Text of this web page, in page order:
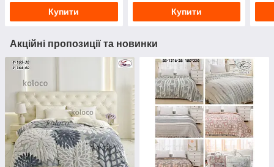
Купити Купити
Акційні пропозиції та новинки